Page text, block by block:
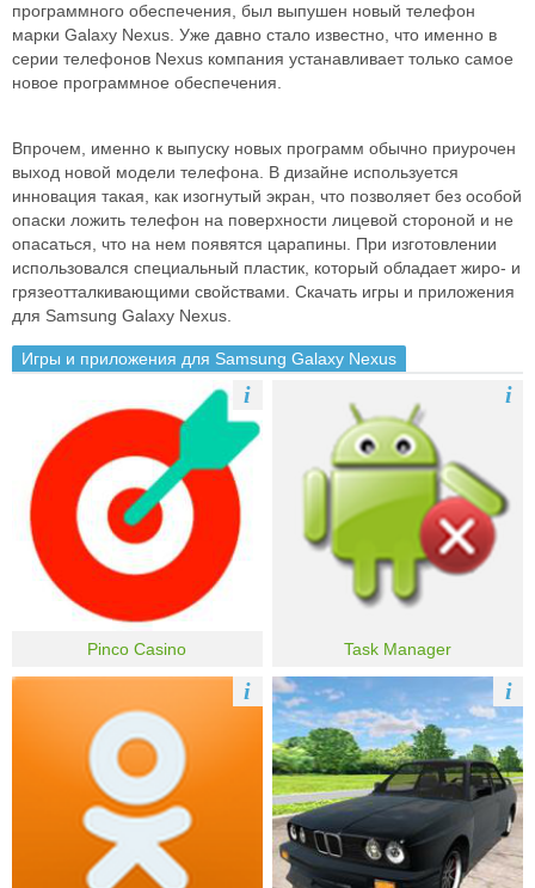
программного обеспечения, был выпушен новый телефон
марки Galaxy Nexus. Уже давно стало известно, что именно в
серии телефонов Nexus компания устанавливает только самое
новое программное обеспечения.
Впрочем, именно к выпуску новых программ обычно приурочен
выход новой модели телефона. В дизайне используется
инновация такая, как изогнутый экран, что позволяет без особой
опаски ложить телефон на поверхности лицевой стороной и не
опасаться, что на нем появятся царапины. При изготовлении
использовался специальный пластик, который обладает жиро- и
грязеотталкивающими свойствами. Скачать игры и приложения
для Samsung Galaxy Nexus.
Игры и приложения для Samsung Galaxy Nexus
Pinco Casino
i
Task Manager
i
i i